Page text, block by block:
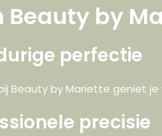
Beauty by
perfectie
Beauty by Mariette geniet
precisie